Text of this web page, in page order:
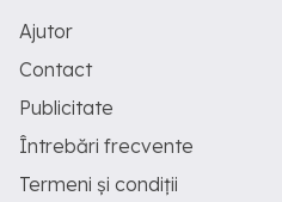
Ajutor
Contact
Publicitate
Întrebări frecvente
Termeni și condiții